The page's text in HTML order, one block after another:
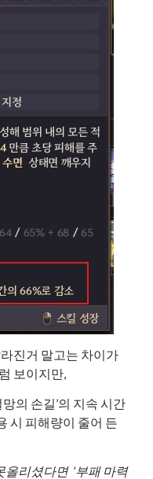
진거 말고는 차이가
보이지만,
의 손길’의 지속 시간
시 피해량이 줄어 든
올리셨다면 ‘부패 마력